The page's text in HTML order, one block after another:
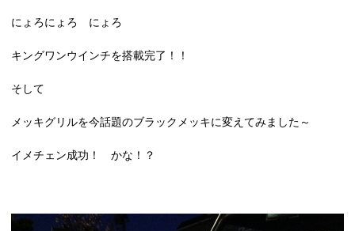
にょろにょろ にょろ
キングワンウインチを搭載完了！！
そして
メッキグリルを今話題のブラックメッキに変えてみました～
イメチェン成功！ かな！？